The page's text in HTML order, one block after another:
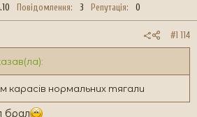
Повідомлення 3 Репутація 0
#1 114
карасів нормальних тягали
брал